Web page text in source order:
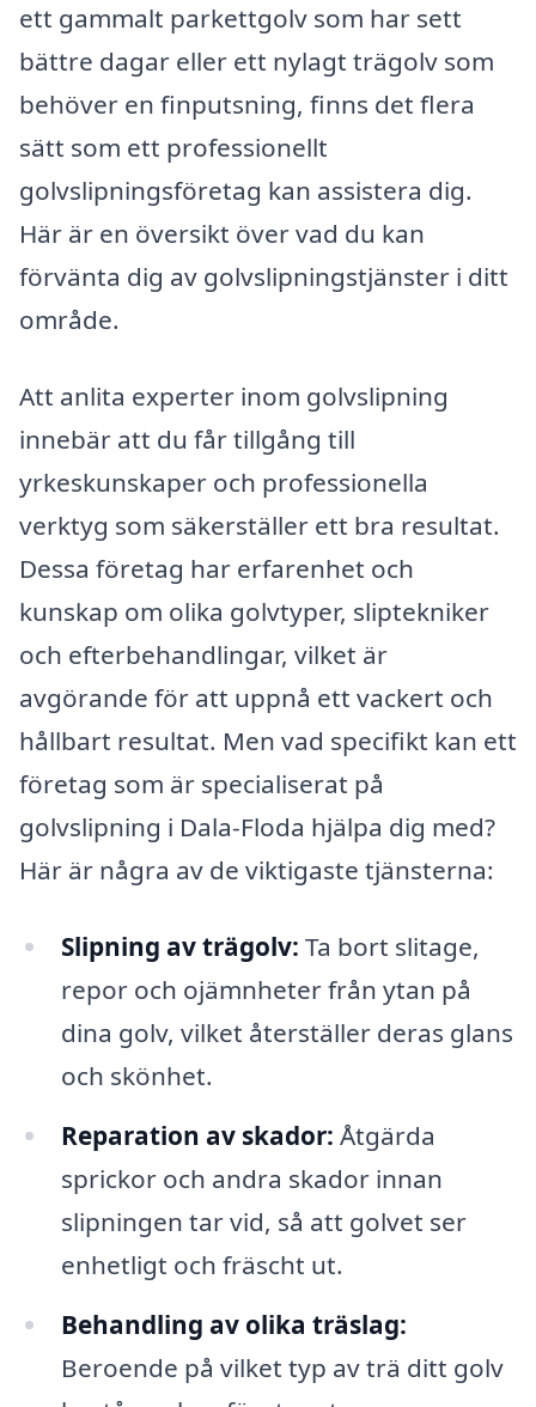
ett gammalt parkettgolv som har sett
bättre dagar eller ett nylagt trägolv som
behöver en finputsning, finns det flera
sätt som ett professionellt
golvslipningsföretag kan assistera dig.
Här är en översikt över vad du kan
förvänta dig av golvslipningstjänster i ditt
område.
Att anlita experter inom golvslipning
innebär att du får tillgång till
yrkeskunskaper och professionella
verktyg som säkerställer ett bra resultat.
Dessa företag har erfarenhet och
kunskap om olika golvtyper, sliptekniker
och efterbehandlingar, vilket är
avgörande för att uppnå ett vackert och
hållbart resultat. Men vad specifikt kan ett
företag som är specialiserat på
golvslipning i Dala-Floda hjälpa dig med?
Här är några av de viktigaste tjänsterna:
Slipning av trägolv: Ta bort slitage,
repor och ojämnheter från ytan på
dina golv, vilket återställer deras glans
och skönhet.
Reparation av skador: Åtgärda
sprickor och andra skador innan
slipningen tar vid, så att golvet ser
enhetligt och fräscht ut.
Behandling av olika träslag:
Beroende på vilket typ av trä ditt golv